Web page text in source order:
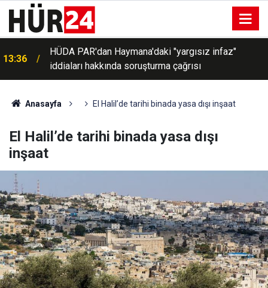
13:36
HÜDA PAR'dan Haymana'daki "yargısız infaz"
iddiaları hakkında soruşturma çağrısı
Anasayfa El Halil’de tarihi binada yasa dışı inşaat
El Halil’de tarihi binada yasa dışı
inşaat